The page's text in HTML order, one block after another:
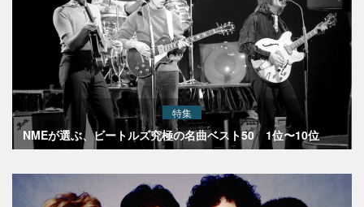
特集
NMEが選ぶ、ビートルズ究極の名曲ベスト50 1位〜10位